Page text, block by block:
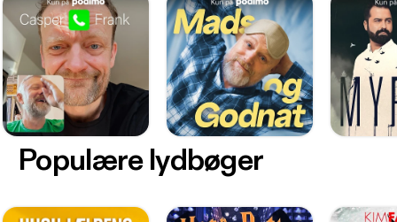
Populære lydbøger